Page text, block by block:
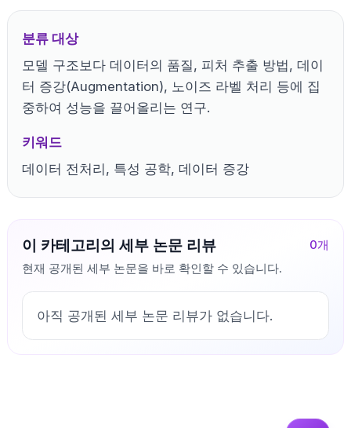
분류 대상
모델 구조보다 데이터의 품질, 피처 추출 방법, 데이
터 증강(Augmentation), 노이즈 라벨 처리 등에 집
중하여 성능을 끌어올리는 연구.
키워드
데이터 전처리, 특성 공학, 데이터 증강
이 카테고리의 세부 논문 리뷰 0개
현재 공개된 세부 논문을 바로 확인할 수 있습니다.
아직 공개된 세부 논문 리뷰가 없습니다.